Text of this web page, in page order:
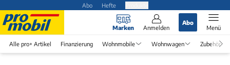
Abo Hefte
Marken Anmelden
Abo
Menü
Alle pro+ Artikel Finanzierung Wohnmobile Wohnwagen Zubehör